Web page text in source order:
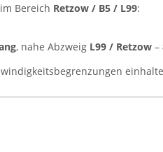
Bereich Retzow / B5 / L99:
, nahe Abzweig L99 / Retzow –